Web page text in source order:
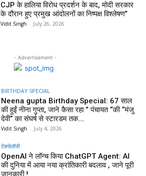
CJP के हालिया विरोध प्रदर्शन के बाद, मोदी सरकार
के दौरान हुए प्रमुख आंदोलनों का निष्पक्ष विश्लेषण”
Vidit Singh - July 26, 2026
- Advertisement -
BIRTHDAY SPECIAL
Neena gupta Birthday Special: 67 साल
की हुईं नीना गुप्ता, जाने कैसा रहा ” पंचायत “की “मंजु
देवी” का संघर्ष से स्टारडम तक...
Vidit Singh - July 4, 2026
टेक्नोलॉजी
OpenAI ने लॉन्च किया ChatGPT Agent: AI
की दुनिया में आया नया क्रांतिकारी बदलाव , जाने पूरी
जानकारी !